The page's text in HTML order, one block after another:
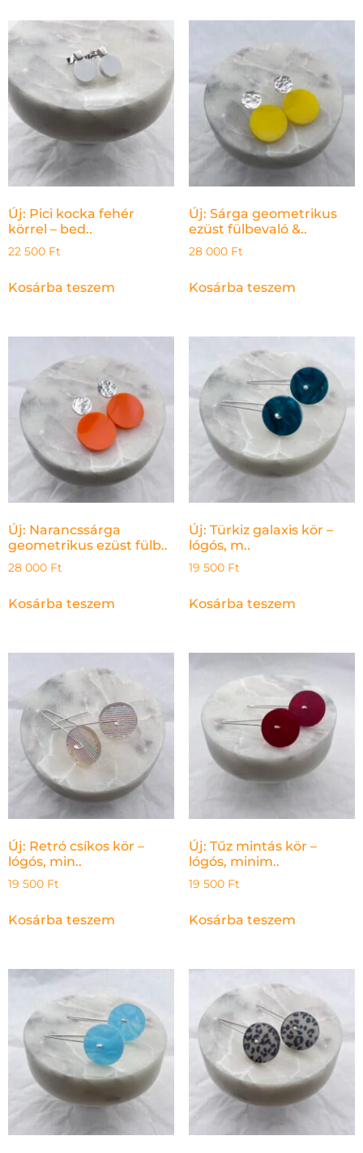
Új: Pici kocka fehér
körrel – bed..
22 500 Ft
Kosárba teszem
Új: Sárga geometrikus
ezüst fülbevaló &..
28 000 Ft
Kosárba teszem
Új: Narancssárga
geometrikus ezüst fülb..
28 000 Ft
Kosárba teszem
Új: Türkiz galaxis kör –
lógós, m..
19 500 Ft
Kosárba teszem
Új: Retró csíkos kör –
lógós, min..
19 500 Ft
Kosárba teszem
Új: Tűz mintás kör –
lógós, minim..
19 500 Ft
Kosárba teszem